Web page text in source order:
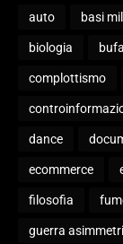
auto basi
biologia
complottismo
dance
ecommerce
filosofia
guerra